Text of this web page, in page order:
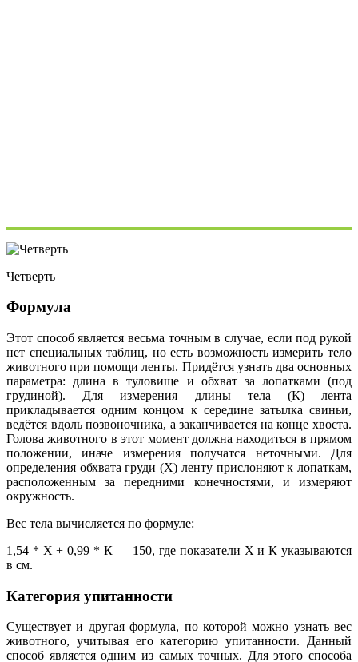
Четверть
Формула
Этот способ является весьма точным в случае, если под рукой
нет специальных таблиц, но есть возможность измерить тело
животного при помощи ленты. Придётся узнать два основных
параметра: длина в туловище и обхват за лопатками (под
грудиной). Для измерения длины тела (К) лента
прикладывается одним концом к середине затылка свиньи,
ведётся вдоль позвоночника, а заканчивается на конце хвоста.
Голова животного в этот момент должна находиться в прямом
положении, иначе измерения получатся неточными. Для
определения обхвата груди (Х) ленту прислоняют к лопаткам,
расположенным за передними конечностями, и измеряют
окружность.
Вес тела вычисляется по формуле:
1,54 * Х + 0,99 * К — 150, где показатели Х и К указываются
в см.
Категория упитанности
Существует и другая формула, по которой можно узнать вес
животного, учитывая его категорию упитанности. Данный
способ является одним из самых точных. Для этого способа